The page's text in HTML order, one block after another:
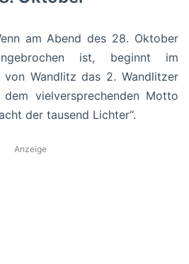
am Abend des 28. Oktober
ist, beginnt im
von Wandlitz das 2. Wandlitzer
vielversprechenden Motto
der tausend Lichter“.
Anzeige